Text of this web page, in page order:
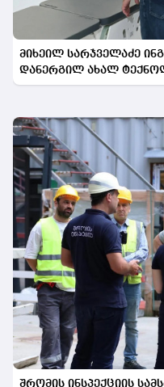
მიხეილ სარჯველაძე
დანერგილ ახალ
შრომის ინსპექციის